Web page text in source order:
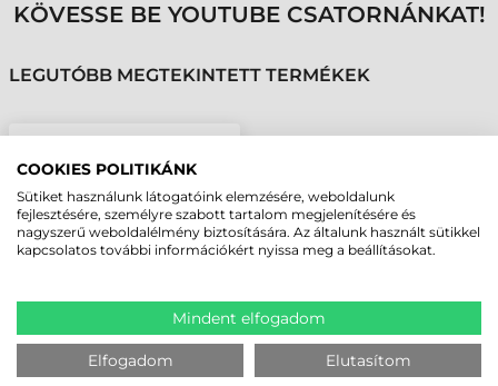
KÖVESSE BE YOUTUBE CSATORNÁNKAT!
LEGUTÓBB MEGTEKINTETT TERMÉKEK
ÁLLVÁNY, FEHÉR, LS1203
COOKIES POLITIKÁNK
Sütiket használunk látogatóink elemzésére, weboldalunk
fejlesztésére, személyre szabott tartalom megjelenítésére és
nagyszerű weboldalélmény biztosítására. Az általunk használt sütikkel
kapcsolatos további információkért nyissa meg a beállításokat.
Mindent elfogadom
Elfogadom Elutasítom